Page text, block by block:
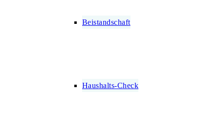
Beistandschaft
Haushalts-Check